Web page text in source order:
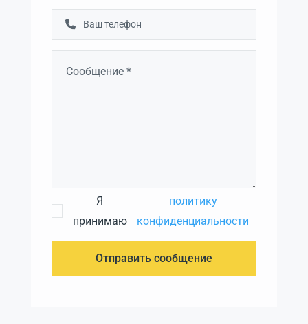
Я
принимаю
политику
конфиденциальности
Отправить сообщение